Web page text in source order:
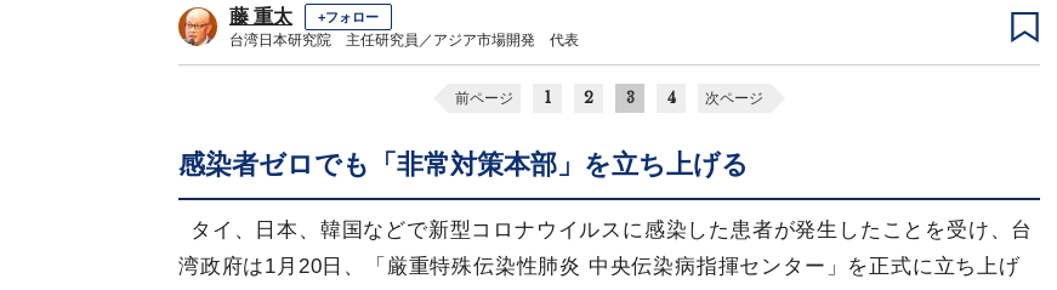
藤 重太 +フォロー
台湾日本研究院 主任研究員／アジア市場開発 代表
前ページ 1 2 3 4 次ページ
感染者ゼロでも「非常対策本部」を立ち上げる
タイ、日本、韓国などで新型コロナウイルスに感染した患者が発生したことを受け、台
湾政府は1月20日、「厳重特殊伝染性肺炎 中央伝染病指揮センター」を正式に立ち上げ